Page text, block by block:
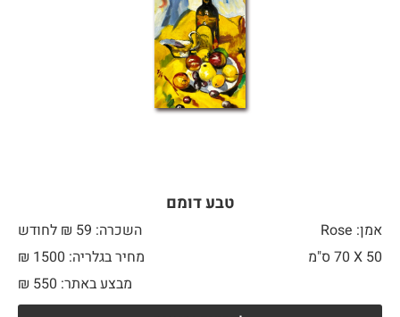
טבע דומם
אמן: Rose
השכרה: 59 ₪ לחודש
50 X
מחיר בגלריה: 1500 ₪
מבצע באתר:
₪ 550